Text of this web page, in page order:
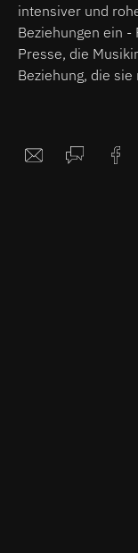
intensiver und
Beziehungen ein -
Presse, die
Beziehung, die